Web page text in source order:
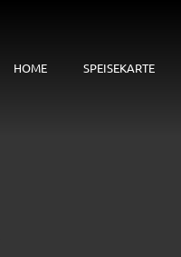
HOME SPEISEKARTE